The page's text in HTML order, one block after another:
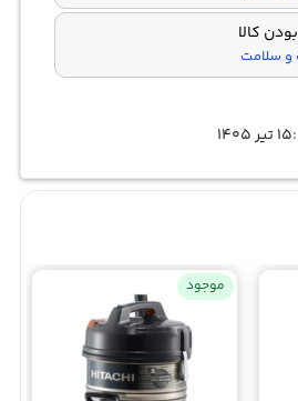
کالا
و سلامت
۱۵ تیر ۱۴۰۵
موجود